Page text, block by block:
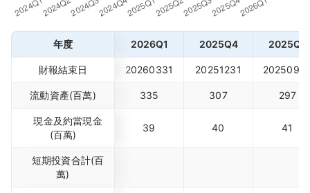
年度 2026Q1 2025Q4 2025Q3
財報結束日 20260331 20251231
流動資產(百萬) 335 307 297
現金及約當現金
(百萬)
39 40 41
短期投資合計(百
萬)